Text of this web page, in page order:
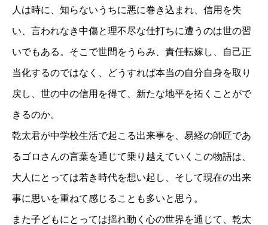
人は時に、知らないうちに悪に巻き込まれ、信用を失
い、言われなき中傷と理不尽な仕打ちに遭うのは世の習
いでもある。そこで世間をうらみ、責任転嫁し、自己正
当化するのではなく、どうすれば本当の自分自身を取り
戻し、世の中の信用を得て、新たな地平を拓くことがで
きるのか。
乾太君が中学校生活で起こる出来事を、易経の師匠であ
るゴロさんの言葉を通じて乗り越えていくこの物語は、
大人にとっては若き時代を想い起し、そして現在の出来
事に思いを重ねて感じることも多いと思う。
また子どもにとっては揺れ動く心の世界を通じて、乾太